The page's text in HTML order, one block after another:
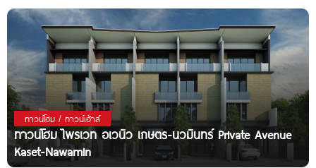
ทาวน์โฮม / ทาวน์เฮ้าส์
ทาวน์โฮม ไพรเวท อเวนิว เกษตร-นวมินทร์ Private Avenue
Kaset-Nawamin